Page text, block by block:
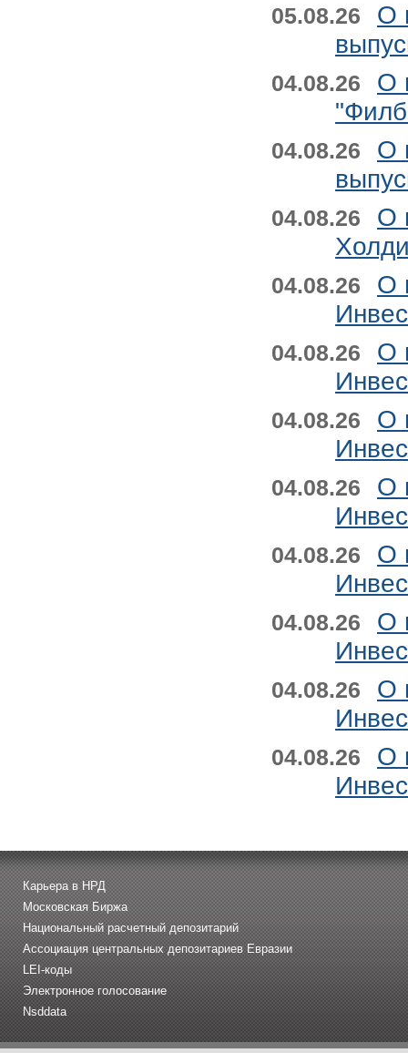
05.08.26
О
04.08.26
О
04.08.26
О
04.08.26
О
04.08.26
О
04.08.26
О
04.08.26
О
04.08.26
О
04.08.26
О
04.08.26
О
04.08.26
О
04.08.26
О
Карьера в НРД
Московская Биржа
Национальный расчетный депозитарий
Ассоциация центральных депозитариев Евразии
LEI-коды
Электронное голосование
Nsddata